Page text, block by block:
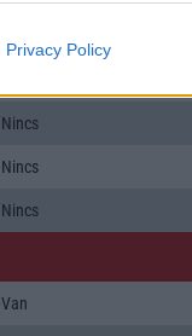
Privacy Policy
Nincs
Nincs
Nincs
Van